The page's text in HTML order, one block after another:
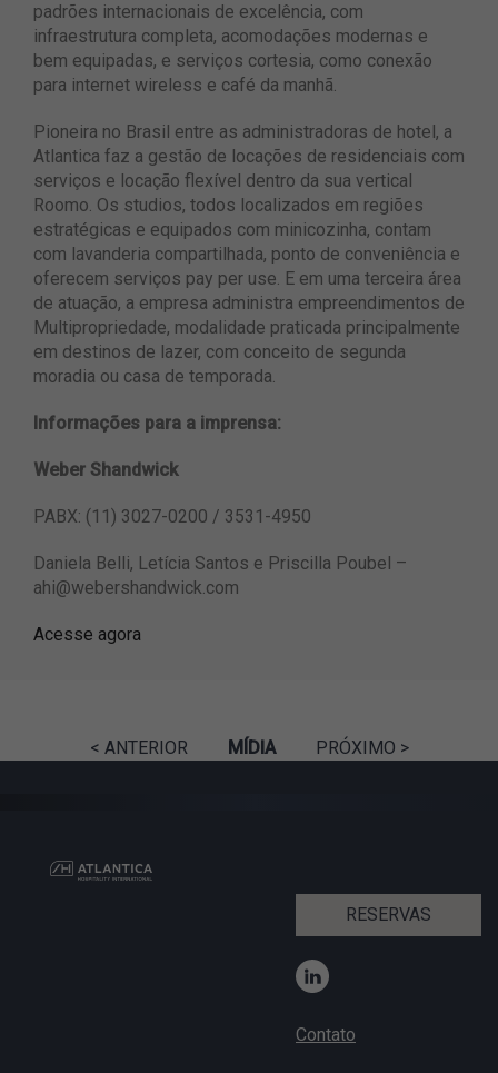
padrões internacionais de excelência, com
infraestrutura completa, acomodações modernas e
bem equipadas, e serviços cortesia, como conexão
para internet wireless e café da manhã.
Pioneira no Brasil entre as administradoras de hotel, a
Atlantica faz a gestão de locações de residenciais com
serviços e locação flexível dentro da sua vertical
Roomo. Os studios, todos localizados em regiões
estratégicas e equipados com minicozinha, contam
com lavanderia compartilhada, ponto de conveniência e
oferecem serviços pay per use. E em uma terceira área
de atuação, a empresa administra empreendimentos de
Multipropriedade, modalidade praticada principalmente
em destinos de lazer, com conceito de segunda
moradia ou casa de temporada.
Informações para a imprensa:
Weber Shandwick
PABX: (11) 3027-0200 / 3531-4950
Daniela Belli, Letícia Santos e Priscilla Poubel –
ahi@webershandwick.com
Acesse agora
< ANTERIOR MÍDIA PRÓXIMO >
RESERVAS
Contato